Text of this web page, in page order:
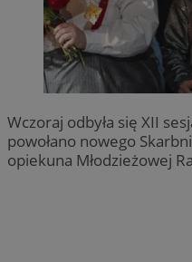
Wczoraj odbyła się XII
powołano nowego
opiekuna Młodzieżowej